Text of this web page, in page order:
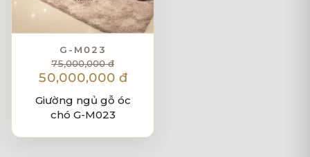
G-M023
75,000,000 đ
50,000,000 đ
Giường ngủ gỗ óc
chó G-M023